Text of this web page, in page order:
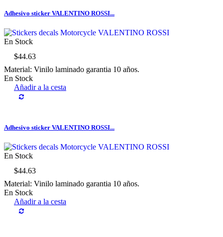
Adhesivo sticker VALENTINO ROSSI...
En Stock
$44.63
Material: Vinilo laminado garantia 10 años.
En Stock
Añadir a la cesta
Adhesivo sticker VALENTINO ROSSI...
En Stock
$44.63
Material: Vinilo laminado garantia 10 años.
En Stock
Añadir a la cesta